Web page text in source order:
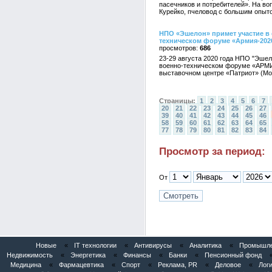
пасечников и потребителей». На
Курейко, пчеловод с большим
НПО «Эшелон» примет участие
техническом форуме «Армия-
686
23-29 августа 2020 года НПО
военно-техническом форуме
выставочном центре «Патриот»
Страницы: 1 2 3 4 5 6
7
20
21 22 23 24 25 26
27
39
40 41 42 43 44 45
46
58
59 60 61 62 63 64
65
77
78 79 80 81 82 83 84
Просмотр за период:
От
Новые « IT технологии « Антивирусы « Аналитика «
Недвижимость
« Энергетика « Финансы « Банки « Пенсионный фонд
Медицина
« Фармацевтика « Спорт « Реклама, PR « Деловое «